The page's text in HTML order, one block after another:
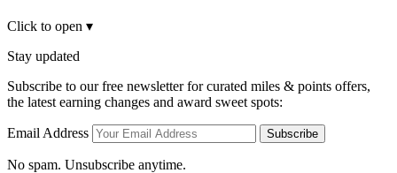
Click to open ▾
Stay updated
Subscribe to our free newsletter for curated miles & points offers,
the latest earning changes and award sweet spots:
Email Address Subscribe
No spam. Unsubscribe anytime.